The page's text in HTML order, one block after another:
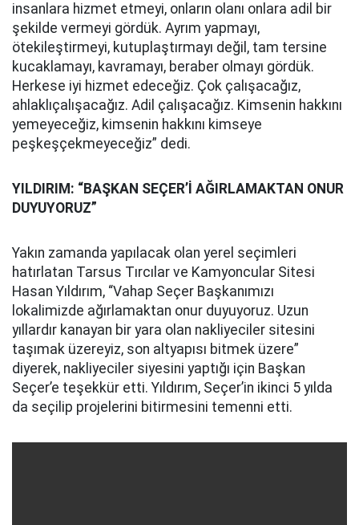
insanlara hizmet etmeyi, onların olanı onlara adil bir
şekilde vermeyi gördük. Ayrım yapmayı,
ötekileştirmeyi, kutuplaştırmayı değil, tam tersine
kucaklamayı, kavramayı, beraber olmayı gördük.
Herkese iyi hizmet edeceğiz. Çok çalışacağız,
ahlaklıçalışacağız. Adil çalışacağız. Kimsenin hakkını
yemeyeceğiz, kimsenin hakkını kimseye
peşkeşçekmeyeceğiz” dedi.
YILDIRIM: “BAŞKAN SEÇER’İ AĞIRLAMAKTAN ONUR
DUYUYORUZ”
Yakın zamanda yapılacak olan yerel seçimleri
hatırlatan Tarsus Tırcılar ve Kamyoncular Sitesi
Hasan Yıldırım, “Vahap Seçer Başkanımızı
lokalimizde ağırlamaktan onur duyuyoruz. Uzun
yıllardır kanayan bir yara olan nakliyeciler sitesini
taşımak üzereyiz, son altyapısı bitmek üzere”
diyerek, nakliyeciler siyesini yaptığı için Başkan
Seçer’e teşekkür etti. Yıldırım, Seçer’in ikinci 5 yılda
da seçilip projelerini bitirmesini temenni etti.